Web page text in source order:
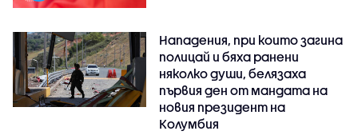
Нападения, при които загина
полицай и бяха ранени
няколко души, белязаха
първия ден от мандата на
новия президент на
Колумбия